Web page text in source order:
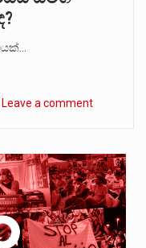
Leave a comment